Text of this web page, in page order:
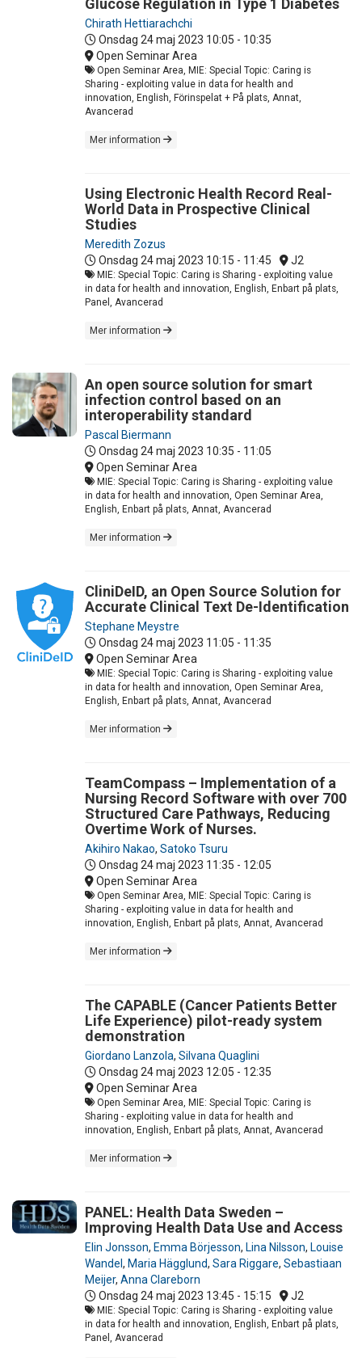
Chirath Hettiarachchi
Onsdag 24 maj 2023 10:05 - 10:35
Open Seminar Area
Open Seminar Area, MIE: Special Topic: Caring is
Sharing - exploiting value in data for health and
innovation, English, Förinspelat + På plats, Annat,
Avancerad
Mer information
Using Electronic Health Record Real-
World Data in Prospective Clinical
Studies
Meredith Zozus
Onsdag 24 maj 2023 10:15 - 11:45 J2
MIE: Special Topic: Caring is Sharing - exploiting value
in data for health and innovation, English, Enbart på plats,
Panel, Avancerad
Mer information
An open source solution for smart
infection control based on an
interoperability standard
Pascal Biermann
Onsdag 24 maj 2023 10:35 - 11:05
Open Seminar Area
MIE: Special Topic: Caring is Sharing - exploiting value
in data for health and innovation, Open Seminar Area,
English, Enbart på plats, Annat, Avancerad
Mer information
CliniDeID, an Open Source Solution for
Accurate Clinical Text De-Identification
Stephane Meystre
Onsdag 24 maj 2023 11:05 - 11:35
Open Seminar Area
MIE: Special Topic: Caring is Sharing - exploiting value
in data for health and innovation, Open Seminar Area,
English, Enbart på plats, Annat, Avancerad
Mer information
TeamCompass – Implementation of a
Nursing Record Software with over 700
Structured Care Pathways, Reducing
Overtime Work of Nurses.
Akihiro Nakao, Satoko Tsuru
Onsdag 24 maj 2023 11:35 - 12:05
Open Seminar Area
Open Seminar Area, MIE: Special Topic: Caring is
Sharing - exploiting value in data for health and
innovation, English, Enbart på plats, Annat, Avancerad
Mer information
The CAPABLE (Cancer Patients Better
Life Experience) pilot-ready system
demonstration
Giordano Lanzola, Silvana Quaglini
Onsdag 24 maj 2023 12:05 - 12:35
Open Seminar Area
Open Seminar Area, MIE: Special Topic: Caring is
Sharing - exploiting value in data for health and
innovation, English, Enbart på plats, Annat, Avancerad
Mer information
PANEL: Health Data Sweden –
Improving Health Data Use and Access
Elin Jonsson, Emma Börjesson, Lina Nilsson, Louise
Wandel , Maria Hägglund, Sara Riggare, Sebastiaan
Meijer, Anna Clareborn
Onsdag 24 maj 2023 13:45 - 15:15 J2
MIE: Special Topic: Caring is Sharing - exploiting value
in data for health and innovation, English, Enbart på plats,
Panel, Avancerad